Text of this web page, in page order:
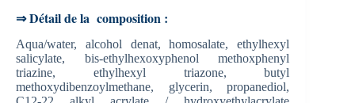
⇒ Détail de la composition :
Aqua/water, alcohol denat, homosalate, ethylhexyl
salicylate, bis-ethylhexoxyphenol methoxphenyl
triazine, ethylhexyl triazone, butyl
methoxydibenzoylmethane, glycerin, propanediol,